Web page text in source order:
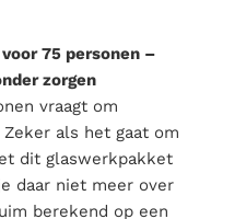
75 personen –
zorgen
vraagt om
als het gaat om
dit glaswerkpakket
daar niet meer over
berekend op een